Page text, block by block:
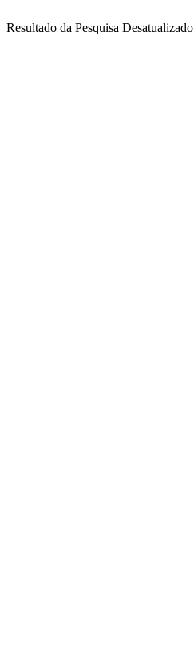
Resultado da Pesquisa Desatualizado